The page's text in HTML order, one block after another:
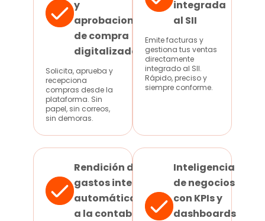
y
aprobaciones
de compra
digitalizadas
Solicita, aprueba y
recepciona
compras desde la
plataforma. Sin
papel, sin correos,
sin demoras.
integrada
al SII
Emite facturas y
gestiona tus ventas
directamente
integrado al SII.
Rápido, preciso y
siempre conforme.
Rendición de
gastos integrada
automáticamente
a la contabilidad
Inteligencia
de negocios
con KPIs y
dashboards